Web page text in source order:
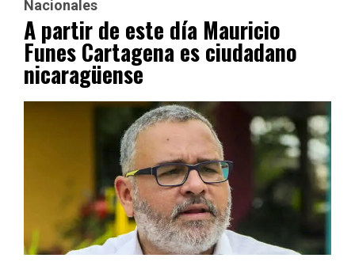
Nacionales
A partir de este día Mauricio
Funes Cartagena es ciudadano
nicaragüense